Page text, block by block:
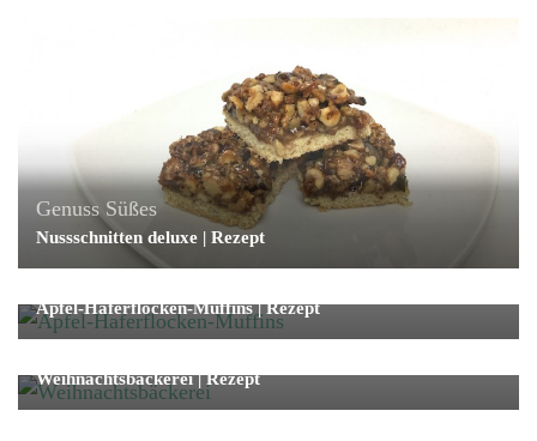
Genuss Süßes
Nussschnitten deluxe | Rezept
Apfel-Haferflocken-Muffins | Rezept
Weihnachtsbäckerei | Rezept